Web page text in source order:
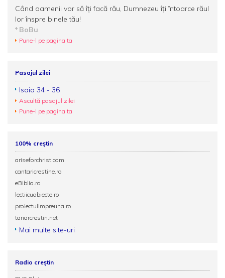
Când oamenii vor să îţi facă rău, Dumnezeu îţi întoarce răul
lor înspre binele tău!
BoBu
Pune-l pe pagina ta
Pasajul zilei
Isaia 34 - 36
Ascultă pasajul zilei
Pune-l pe pagina ta
100% creștin
ariseforchrist.com
cantaricrestine.ro
eBiblia.ro
lectiicuobiecte.ro
proiectulimpreuna.ro
tanarcrestin.net
Mai multe site-uri
Radio creștin